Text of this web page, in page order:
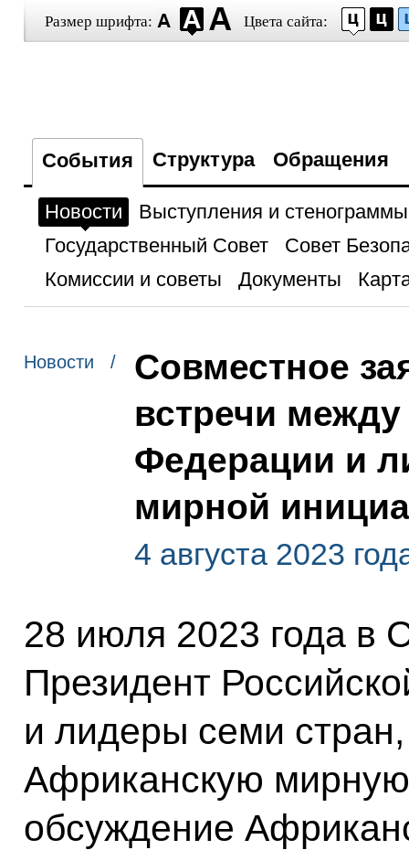
Размер шрифта: Цвета сайта:
События Структура Обращения
Новости
Выступления и стенограммы
Государственный Совет
Совет
Комиссии и советы
Документы
Новости /
Совместное
встречи
Федерации и
мирной
4 августа 2023
28 июля 2023 года в
Президент
и лидеры семи
Африканскую
обсуждение